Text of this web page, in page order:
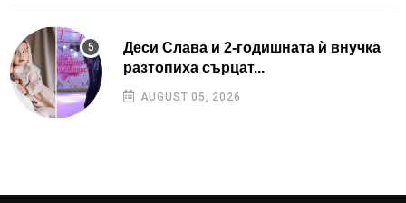
Деси Слава и 2-годишната ѝ внучка
разтопиха сърцат...
AUGUST 05, 2026